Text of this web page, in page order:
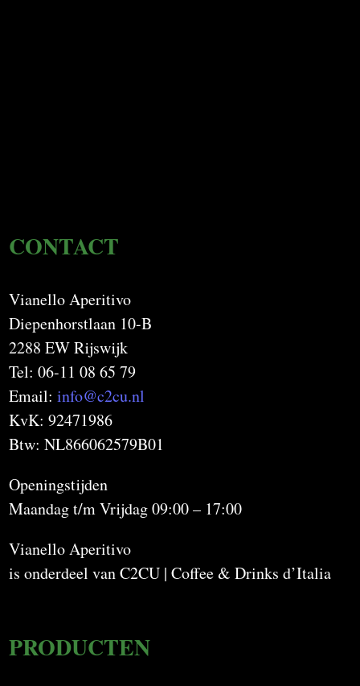
CONTACT
Vianello Aperitivo
Diepenhorstlaan 10-B
2288 EW Rijswijk
Tel: 06-11 08 65 79
Email:info@c2cu.nl
KvK: 92471986
Btw: NL866062579B01
Openingstijden
Maandag t/m Vrijdag 09:00 – 17:00
Vianello Aperitivo
is onderdeel van C2CU | Coffee & Drinks d’Italia
PRODUCTEN